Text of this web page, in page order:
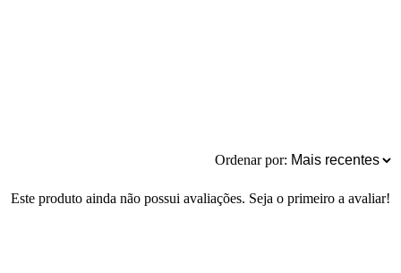
Ordenar por:
Este produto ainda não possui avaliações. Seja o primeiro a avaliar!